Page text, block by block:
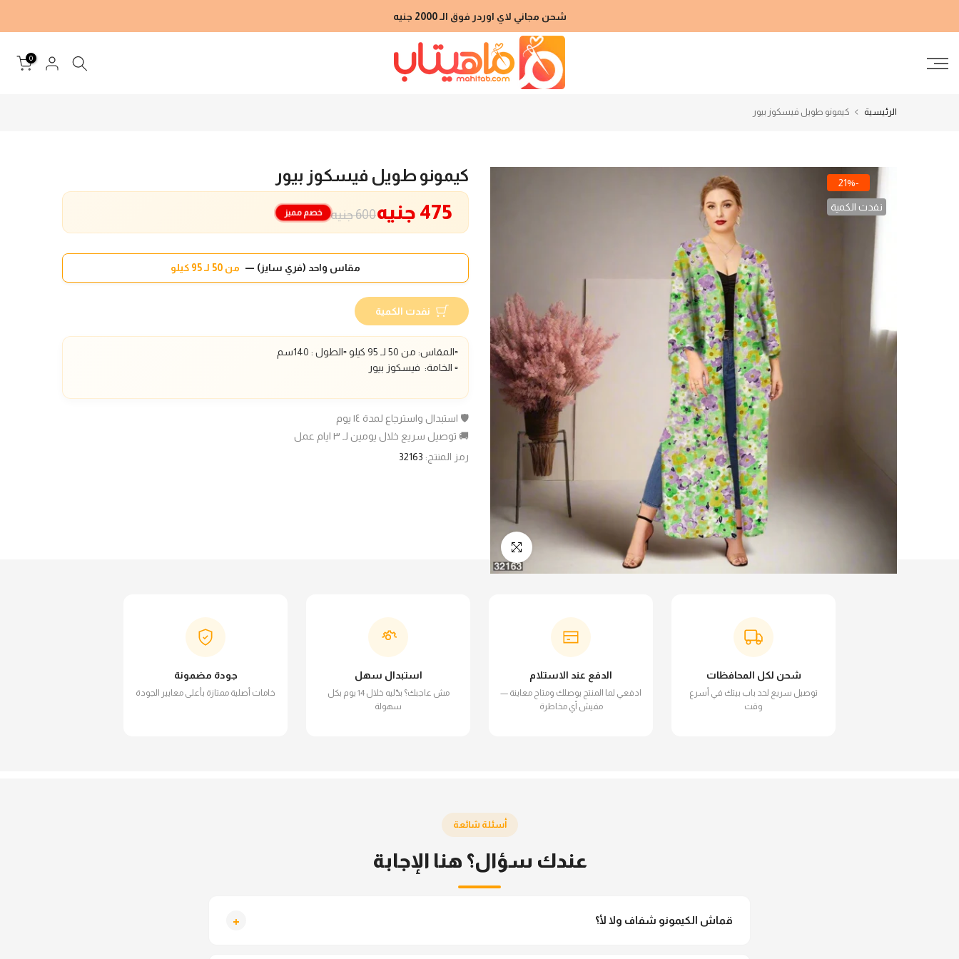
إلى
شحن مجاني لاي اوردر فوق الـ 2000 جنيه
0
الرئيسية كيمونو طويل فيسكوز بيور
-21%
نفدت الكمية
انقر للتكبير
كيمونو طويل فيسكوز بيور
600 جنيه 475 جنيه خصم مميز
مقاس واحد (فري سايز) — من 50 لـ 95 كيلو
نفدت الكمية
▫️المقاس: من 50 لـ 95 كيلو ▫️الطول : 140سم
▫️ الخامة: فيسكوز بيور
🛡️ استبدال واسترجاع لمدة ١٤ يوم
🚚 توصيل سريع خلال يومين لـ ٣ ايام عمل
رمز المنتج: 32163
شحن لكل المحافظات
توصيل سريع لحد باب بيتك في أسرع
وقت
الدفع عند الاستلام
ادفعي لما المنتج يوصلك ومتاح معاينة —
مفيش أي مخاطرة
استبدال سهل
مش عاجبك؟ بدّليه خلال 14 يوم بكل
سهولة
جودة مضمونة
خامات أصلية ممتازة بأعلى معايير الجودة
أسئلة شائعة
عندك سؤال؟ هنا الإجابة
قماش الكيمونو شفاف ولا لأ؟ +